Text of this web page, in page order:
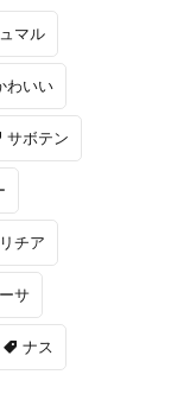
マル
わいい
サボテン
チア
サ
ナス